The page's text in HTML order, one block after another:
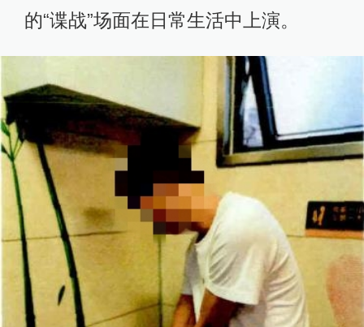
的“谍战”场面在日常生活中上演。